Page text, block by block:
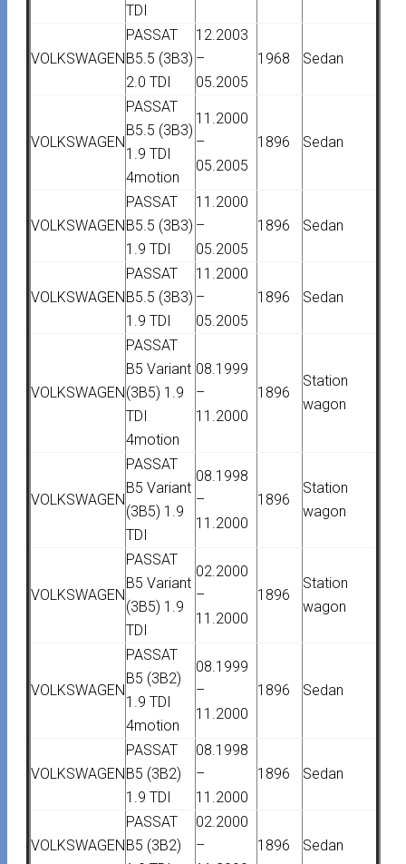
TDI
VOLKSWAGEN
PASSAT
B5.5 (3B3)
2.0 TDI
12.2003
–
05.2005
1968 Sedan
VOLKSWAGEN
PASSAT
B5.5 (3B3)
1.9 TDI
4motion
11.2000
–
05.2005
1896 Sedan
VOLKSWAGEN
PASSAT
B5.5 (3B3)
1.9 TDI
11.2000
–
05.2005
1896 Sedan
VOLKSWAGEN
PASSAT
B5.5 (3B3)
1.9 TDI
11.2000
–
05.2005
1896 Sedan
VOLKSWAGEN
PASSAT
B5 Variant
(3B5) 1.9
TDI
4motion
08.1999
–
11.2000
1896
Station
wagon
VOLKSWAGEN
PASSAT
B5 Variant
(3B5) 1.9
TDI
08.1998
–
11.2000
1896
Station
wagon
VOLKSWAGEN
PASSAT
B5 Variant
(3B5) 1.9
TDI
02.2000
–
11.2000
1896
Station
wagon
VOLKSWAGEN
PASSAT
B5 (3B2)
1.9 TDI
4motion
08.1999
–
11.2000
1896 Sedan
VOLKSWAGEN
PASSAT
B5 (3B2)
1.9 TDI
08.1998
–
11.2000
1896 Sedan
VOLKSWAGEN
PASSAT
B5 (3B2)
02.2000
–
1896 Sedan